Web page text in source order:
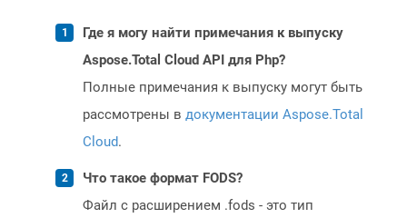
Где я могу найти примечания к выпуску
Aspose.Total Cloud API для Php?
Полные примечания к выпуску могут быть
рассмотрены в документации Aspose.Total
Cloud.
Что такое формат FODS?
Файл с расширением .fods - это тип